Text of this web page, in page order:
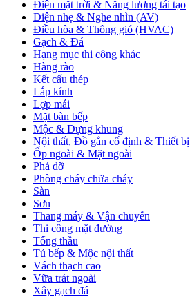
Điện mặt trời & Năng lượng tái tạo
Điện nhẹ & Nghe nhìn (AV)
Điều hòa & Thông gió (HVAC)
Gạch & Đá
Hạng mục thi công khác
Hàng rào
Kết cấu thép
Lắp kính
Lợp mái
Mặt bàn bếp
Mộc & Dựng khung
Nội thất, Đồ gắn cố định & Thiết bị
Ốp ngoài & Mặt ngoài
Phá dỡ
Phòng cháy chữa cháy
Sàn
Sơn
Thang máy & Vận chuyển
Thi công mặt đường
Tổng thầu
Tủ bếp & Mộc nội thất
Vách thạch cao
Vữa trát ngoài
Xây gạch đá